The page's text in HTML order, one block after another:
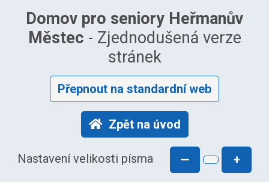
Domov pro seniory Heřmanův
Městec - Zjednodušená verze
stránek
Přepnout na standardní web
Zpět na úvod
Nastavení velikosti písma — +